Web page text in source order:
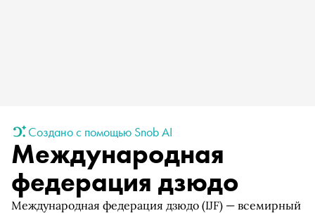
Создано с помощью Snob AI
Международная
федерация дзюдо
Международная федерация дзюдо (IJF) — всемирный